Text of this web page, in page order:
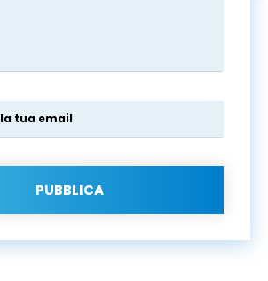
la tua email
PUBBLICA